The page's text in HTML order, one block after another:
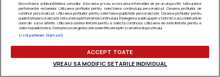
Dezvoltarea și îmbunătățirea serviciilor. Stocarea și/sau accesarea informațiilor de pe un dispozitiv. Măsurarea
performanței reclamelor. Utilizarea profilurilor pentru selectarea conținutului personalizat. Crearea profilurilor de
conținut personalizat. Utilizarea profilurilor pentru selectarea publicității personalizate. Crearea profilurilor pentru
publicitate personalizată. Măsurarea performanței conținutului. Înțelegerea publicului prin statistici sau combinații de
date din surse diferite. Utilizarea datelor limitate pentru a selecta conținutul. Utilizarea de date limitate pentru a
selecta publicitatea. Date precise de geolocație și identificarea prin scanarea dispozitivului.
Listă parteneri (furnizori)
ACCEPT TOATE
VREAU SA MODIFIC SETARILE INDIVIDUAL